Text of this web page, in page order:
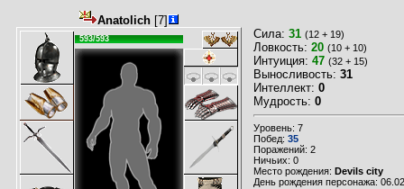
Anatolich [7]
593/593 Сила: 31 (12 + 19)
Ловкость: 20 (10 + 10)
Интуиция: 47 (32 + 15)
Выносливость: 31
Интеллект: 0
Мудрость: 0
Уровень: 7
Побед: 35
Поражений: 2
Ничьих: 0
Место рождения: Devils city
День рождения персонажа: